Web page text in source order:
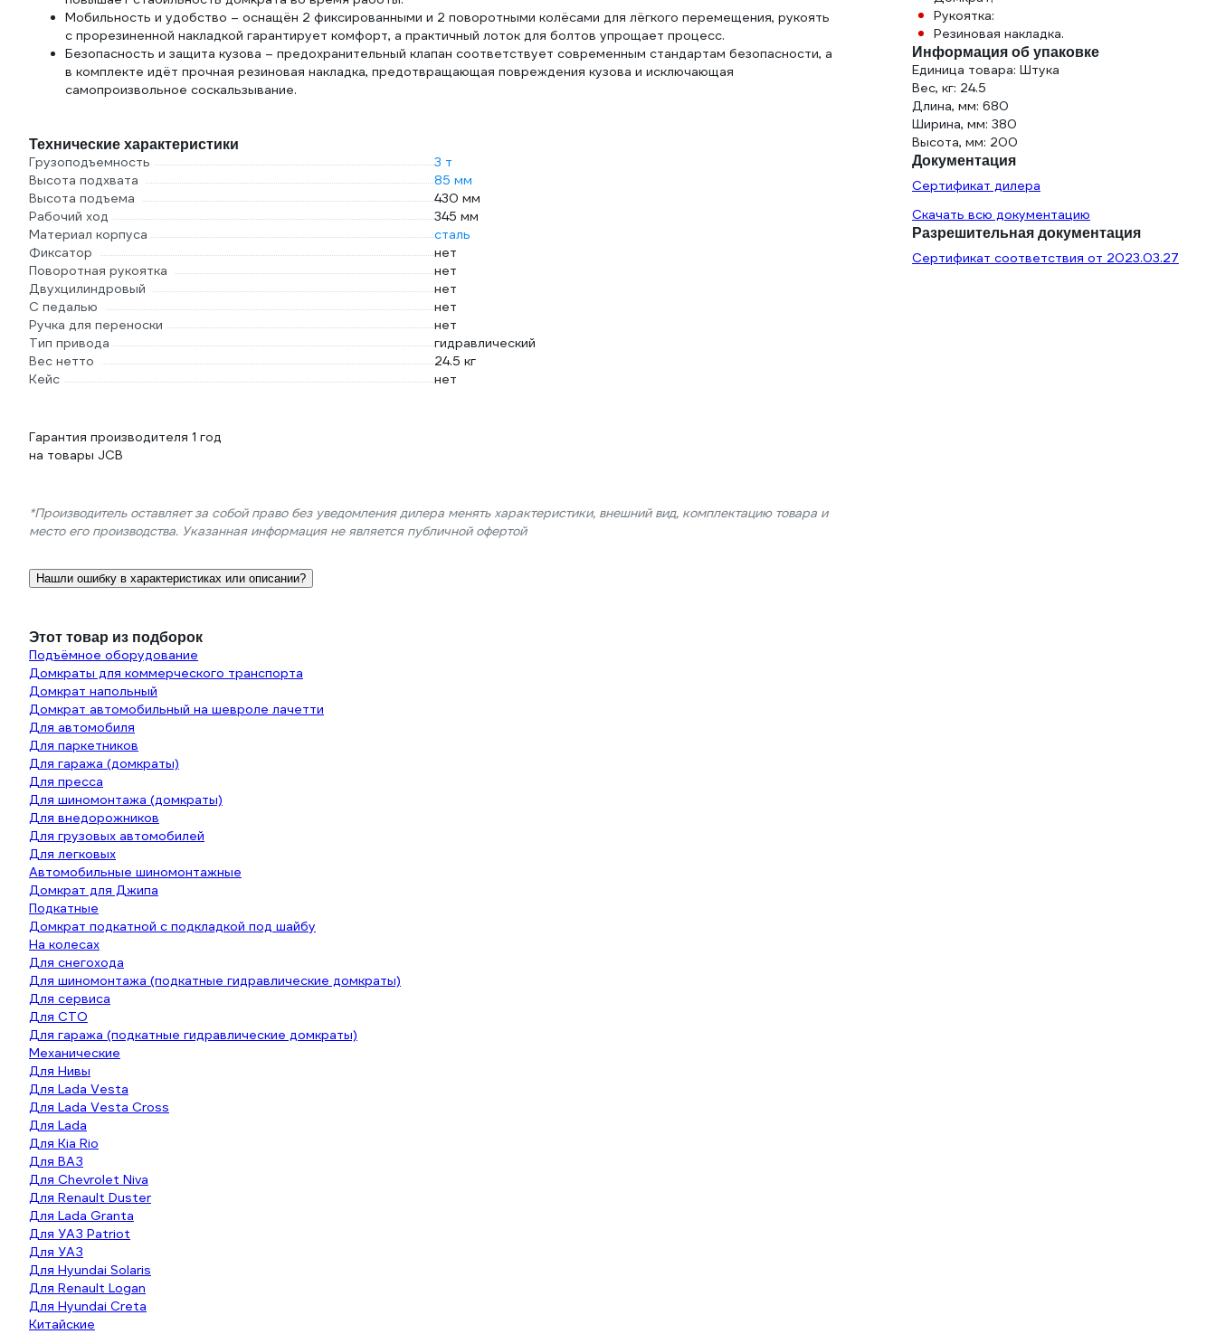
Мобильность и удобство – оснащён 2 фиксированными и 2 поворотными колёсами для лёгкого перемещения, рукоять
с прорезиненной накладкой гарантирует комфорт, а практичный лоток для болтов упрощает процесс.
Безопасность и защита кузова – предохранительный клапан соответствует современным стандартам безопасности, а
в комплекте идёт прочная резиновая накладка, предотвращающая повреждения кузова и исключающая
самопроизвольное соскальзывание.
Технические характеристики
Грузоподъемность
3 т
Высота подхвата
85 мм
Высота подъема
430 мм
Рабочий ход
345 мм
Материал корпуса
сталь
Фиксатор
нет
Поворотная рукоятка
нет
Двухцилиндровый
нет
С педалью
нет
Ручка для переноски
нет
Тип привода
гидравлический
Вес нетто
24.5 кг
Кейс
нет
Гарантия производителя 1 год
на товары JCB
*Производитель оставляет за собой право без уведомления дилера менять характеристики, внешний вид, комплектацию товара и
место его производства. Указанная информация не является публичной офертой
Нашли ошибку в характеристиках или описании?
Рукоятка:
Резиновая накладка.
Информация об упаковке
Единица товара: Штука
Вес, кг: 24.5
Длина, мм: 680
Ширина, мм: 380
Высота, мм: 200
Документация
Сертификат дилера
Скачать всю документацию
Разрешительная документация
Сертификат соответствия от 2023.03.27
Этот товар из подборок
Подъёмное оборудование
Домкраты для коммерческого транспорта
Домкрат напольный
Домкрат автомобильный на шевроле лачетти
Для автомобиля
Для паркетников
Для гаража (домкраты)
Для пресса
Для шиномонтажа (домкраты)
Для внедорожников
Для грузовых автомобилей
Для легковых
Автомобильные шиномонтажные
Домкрат для Джипа
Подкатные
Домкрат подкатной с подкладкой под шайбу
На колесах
Для снегохода
Для шиномонтажа (подкатные гидравлические домкраты)
Для сервиса
Для СТО
Для гаража (подкатные гидравлические домкраты)
Механические
Для Нивы
Для Lada Vesta
Для Lada Vesta Cross
Для Lada
Для Kia Rio
Для ВАЗ
Для Chevrolet Niva
Для Renault Duster
Для Lada Granta
Для УАЗ Patriot
Для УАЗ
Для Hyundai Solaris
Для Renault Logan
Для Hyundai Creta
Китайские